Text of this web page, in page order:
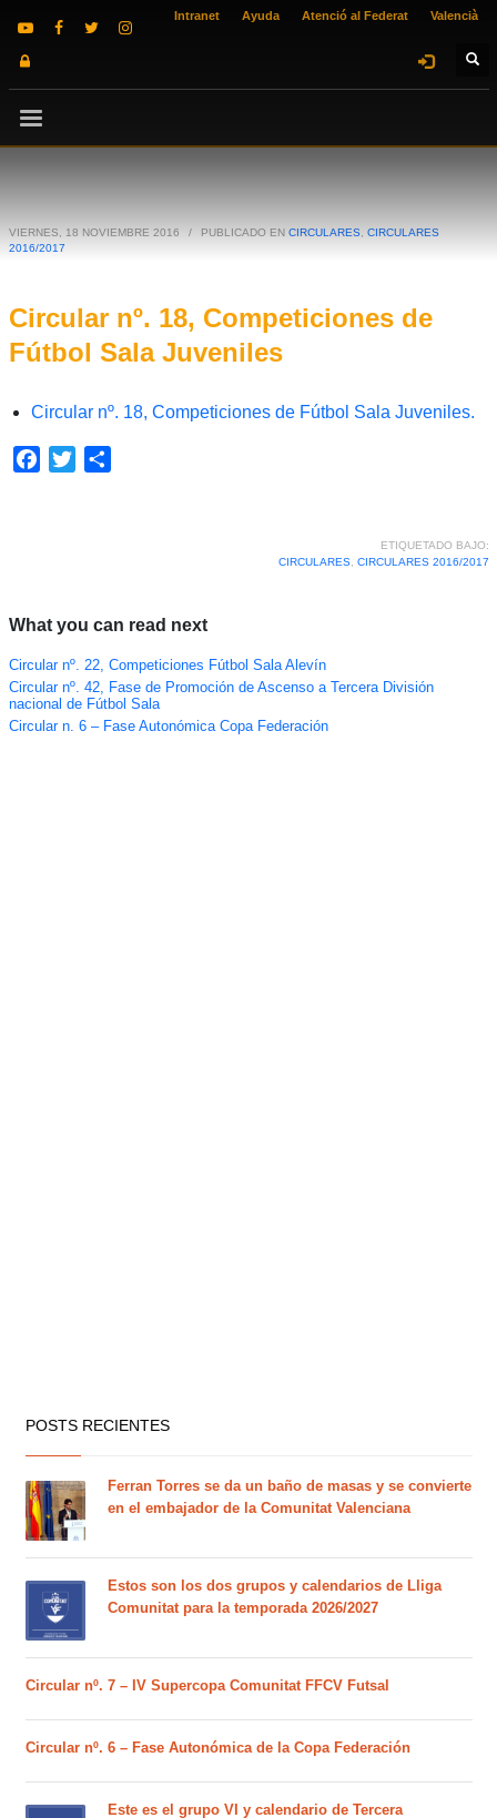
Intranet Ayuda Atenció al Federat Valencià
VIERNES, 18 NOVIEMBRE 2016 / PUBLICADO EN CIRCULARES
CIRCULARES
2016/2017
Circular nº. 18, Competiciones de
Fútbol Sala Juveniles
Circular nº. 18, Competiciones de Fútbol Sala Juveniles.
Facebook
Twitter
ETIQUETADO BAJO:
CIRCULARES, CIRCULARES 2016/2017
What you can read next
Circular nº. 22, Competiciones Fútbol Sala Alevín
Circular nº. 42, Fase de Promoción de Ascenso a Tercera División
nacional de Fútbol Sala
Circular n. 6 – Fase Autonómica Copa Federación
POSTS RECIENTES
Ferran Torres se da un baño de masas y se convierte
en el embajador de la Comunitat Valenciana
Estos son los dos grupos y calendarios de Lliga
Comunitat para la temporada 2026/2027
Circular nº. 7 – IV Supercopa Comunitat FFCV Futsal
Circular nº. 6 – Fase Autonómica de la Copa Federación
Este es el grupo VI y calendario de Tercera